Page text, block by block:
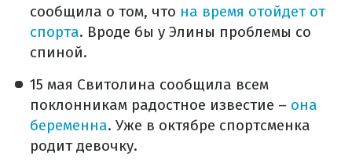
сообщила о том, что на время отойдет от
спорта. Вроде бы у Элины проблемы со
спиной.
15 мая Свитолина сообщила всем
поклонникам радостное известие – она
беременна. Уже в октябре спортсменка
родит девочку.